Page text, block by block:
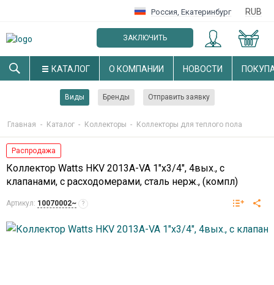
Россия, Екатеринбург RUB
ЗАКЛЮЧИТЬ
ОПТОВЫЙ ДОГОВОР
КАТАЛОГ О КОМПАНИИ НОВОСТИ
Виды Бренды Отправить заявку
Главная - Каталог - Коллекторы - Коллекторы для теплого пола
Распродажа
Коллектор Watts HKV 2013A-VA 1"х3/4", 4вых., c
клапанами, с расходомерами, сталь нерж., (компл)
Артикул: 10070002~ ?